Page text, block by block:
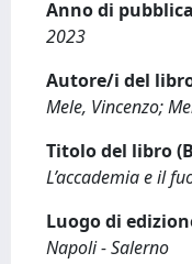
Anno di
2023
Autore/i del
Mele, Vincenzo;
Titolo del libro
L’accademia e il
Luogo di
Napoli - Salerno